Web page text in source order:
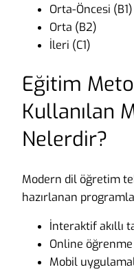
Orta-Öncesi (B1)
Orta (B2)
İleri (C1)
Eğitim
Kullanılan
Nelerdir?
Modern dil öğretim
hazırlanan
İnteraktif akıllı
Online
Mobil